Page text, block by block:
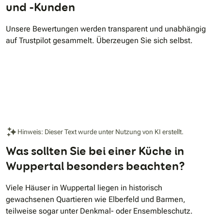
und -Kunden
Unsere Bewertungen werden transparent und unabhängig
auf Trustpilot gesammelt. Überzeugen Sie sich selbst.
Hinweis: Dieser Text wurde unter Nutzung von KI erstellt.
Was sollten Sie bei einer Küche in
Wuppertal besonders beachten?
Viele Häuser in Wuppertal liegen in historisch
gewachsenen Quartieren wie Elberfeld und Barmen,
teilweise sogar unter Denkmal- oder Ensembleschutz.